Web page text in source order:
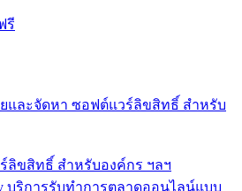
ลิขสิทธิ์ สำหรับองค์กร ฯลฯ